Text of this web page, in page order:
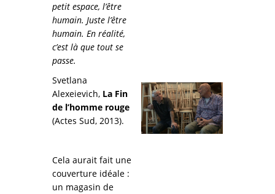
petit espace, l’être
humain. Juste l’être
humain. En réalité,
c’est là que tout se
passe.
Svetlana
Alexeievich, La Fin
de l’homme rouge
(Actes Sud, 2013).
Cela aurait fait une
couverture idéale :
un magasin de